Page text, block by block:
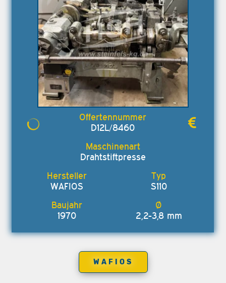
D12L/8460
Drahtstiftpresse
WAFIOS S110
1970 2,2-3,8 mm
WAFIOS